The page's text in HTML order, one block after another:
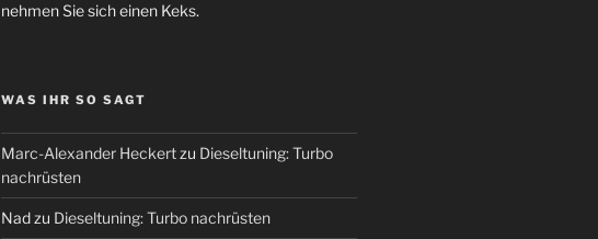
nehmen Sie sich einen Keks.
WAS IHR SO SAGT
Marc-Alexander Heckertzu Dieseltuning: Turbo
nachrüsten
Nadzu Dieseltuning: Turbo nachrüsten